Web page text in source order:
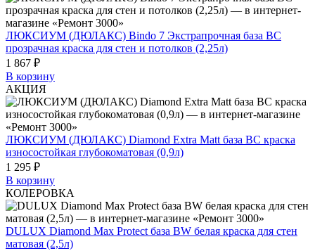
ЛЮКСИУМ (ДЮЛАКС) Bindo 7 Экстрапрочная база BC
прозрачная краска для стен и потолков (2,25л)
1 867 ₽
В корзину
АКЦИЯ
ЛЮКСИУМ (ДЮЛАКС) Diamond Extra Matt база BC краска
износостойкая глубокоматовая (0,9л)
1 295 ₽
В корзину
КОЛЕРОВКА
DULUX Diamond Max Protect база BW белая краска для стен
матовая (2,5л)